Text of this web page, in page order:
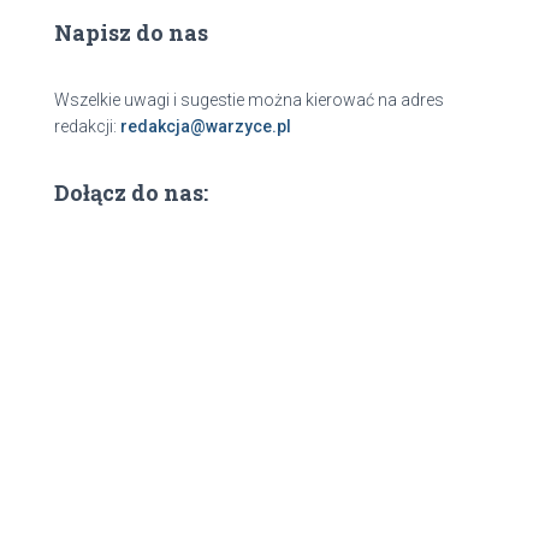
Napisz do nas
Wszelkie uwagi i sugestie można kierować na adres
redakcji: redakcja@warzyce.pl
Dołącz do nas: